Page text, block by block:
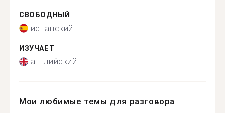
СВОБОДНЫЙ
испанский
ИЗУЧАЕТ
английский
Мои любимые темы для разговора